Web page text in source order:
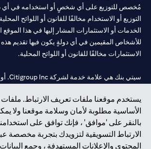
يستخدم موقعنا ملفات تعريف الارتباط. ملفات
الأساسية مطلوبة لأمان وسلامة موقعنا ولا
بالنقر على 'موافق' ، فإنك توافق على
الارتباط التسويقية لتزويدك بتجربة مخصصة
المحتوى والإعلانات المستهدفة ، وجمع
مُخصص للتوزيع على أي شخصٍ أو استخدامه في أي
التوزيع أو الاستخدام مخالفًا للقانون أو اللوائح
الخدمات أو الاستثمارات المشار إليها في هذا الموقع
للأشخاص المقيمين في أي دولةٍ يكون فيها تقديم
الاستثمارات مخالفًا للقانون أو اللوائح المحلية.
سيتي بنك إن. إيه. الإمارات مسجل لدى مصرف
الإمارات في دبي، و CN-1002019 لفرع أبوظبي. هاتف: 4000 311 04.
فرع سيتي بنك إن إيه - الإمارات العربية